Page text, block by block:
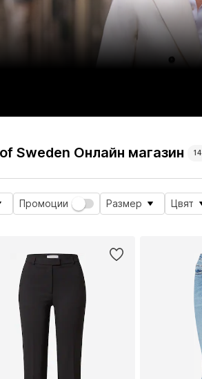
Sweden Онлайн магазин 14
Промоции Размер Цвят